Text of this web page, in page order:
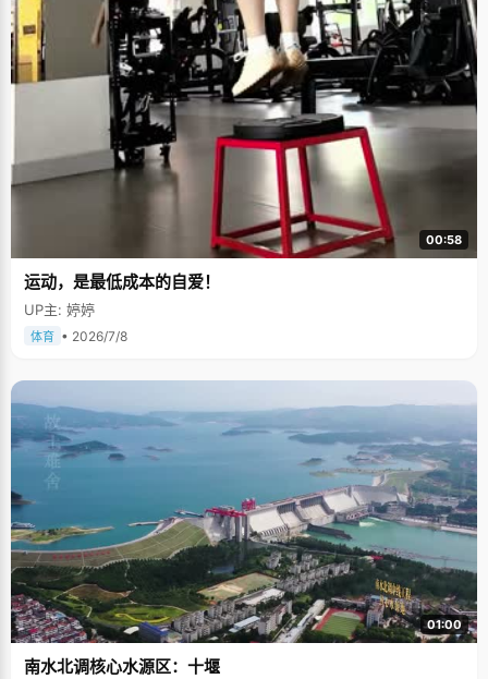
00:58
运动，是最低成本的自爱！
UP主: 婷婷
体育 • 2026/7/8
01:00
南水北调核心水源区：十堰